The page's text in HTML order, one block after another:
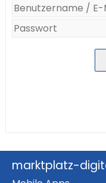
marktplatz-